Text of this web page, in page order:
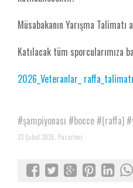
Müsabakanın Yarışma Talimatı
Katılacak tüm sporcularımıza
2026_Veteranlar_ raffa_talimatı
#şampiyonası #bocce #(raffa)
23 Şubat 2026, Pazartesi